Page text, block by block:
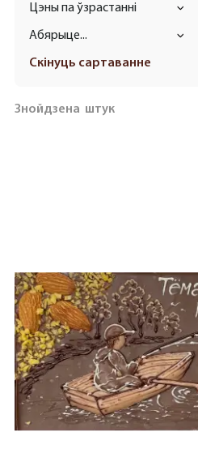
Цэны па ўзрастанні
Абярыце...
Скінуць сартаванне
Знойдзена штук